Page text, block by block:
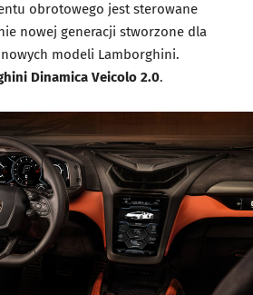
obrotowego jest sterowane
nowej generacji stworzone dla
modeli Lamborghini.
Dinamica Veicolo 2.0.